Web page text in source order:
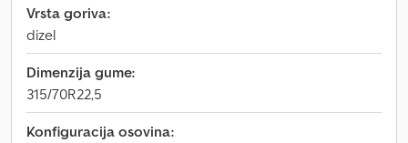
Vrsta goriva:
dizel
Dimenzija gume:
315/70R22,5
Konfiguracija osovina: